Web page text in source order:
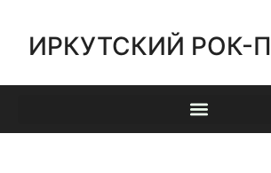
ИРКУТСКИЙ РОК-